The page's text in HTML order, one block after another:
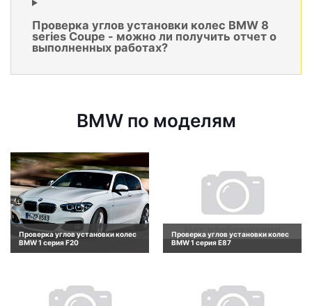
Проверка углов установки колес BMW 8
series Coupe - можно ли получить отчет о
выполненных работах?
BMW по моделям
Проверка углов установки колес
BMW 1 серия F20
Проверка углов установки колес
BMW 1 серия E87